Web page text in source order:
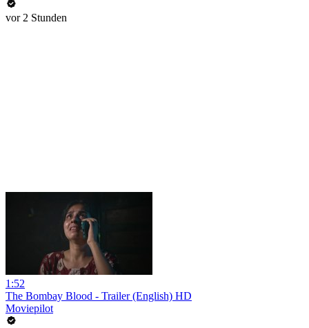
vor 2 Stunden
1:52
The Bombay Blood - Trailer (English) HD
Moviepilot